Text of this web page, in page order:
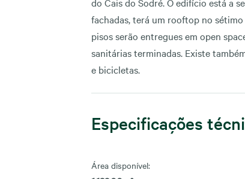
fachadas, terá um rooftop no
pisos serão entregues em open
sanitárias terminadas. Existe
e bicicletas.
Especificações
Área disponível: